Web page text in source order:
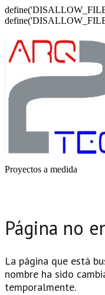
Proyectos a medida
Página no
La página que está
nombre ha sido
temporalmente.